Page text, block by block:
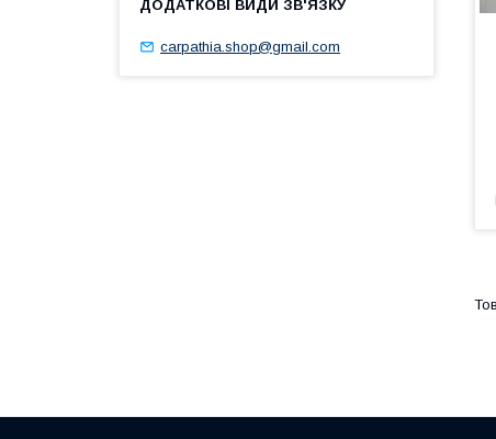
carpathia.shop@gmail.com